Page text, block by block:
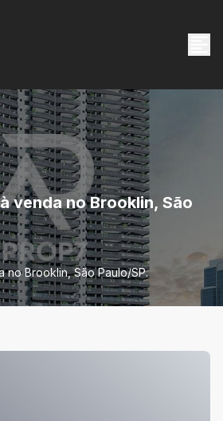
venda no Brooklin, São
no Brooklin, São Paulo/SP.